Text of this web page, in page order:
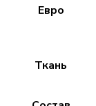
Евро
Ткань